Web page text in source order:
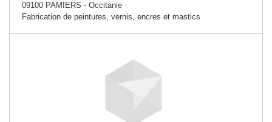
09100 PAMIERS - Occitanie
Fabrication de peintures, vernis, encres et mastics